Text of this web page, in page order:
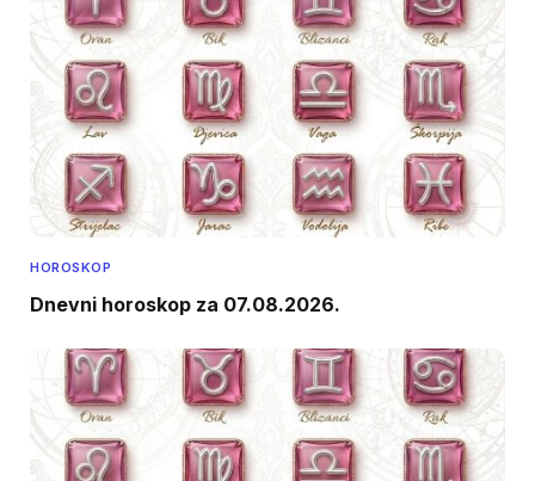
HOROSKOP
Dnevni horoskop za 07.08.2026.